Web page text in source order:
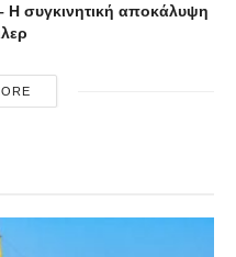
συγκινητική αποκάλυψη